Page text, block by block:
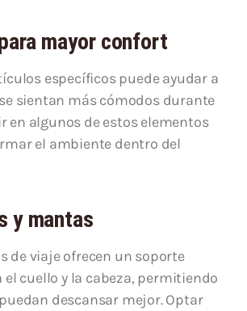
mayor confort
específicos puede ayudar a
sientan más cómodos durante
en algunos de estos elementos
el ambiente dentro del
y mantas
de viaje ofrecen un soporte
cuello y la cabeza, permitiendo
descansar mejor. Optar